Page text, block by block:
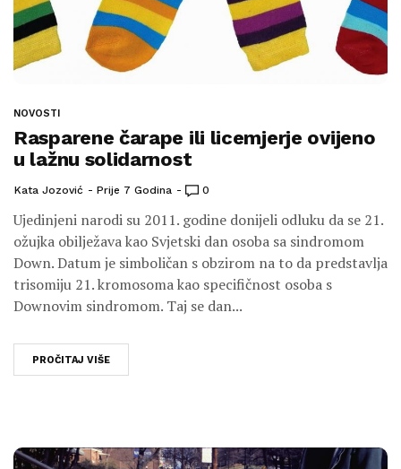
NOVOSTI
Rasparene čarape ili licemjerje ovijeno
u lažnu solidarnost
Kata Jozović Prije 7 Godina 0
Ujedinjeni narodi su 2011. godine donijeli odluku da se 21.
ožujka obilježava kao Svjetski dan osoba sa sindromom
Down. Datum je simboličan s obzirom na to da predstavlja
trisomiju 21. kromosoma kao specifičnost osoba s
Downovim sindromom. Taj se dan...
PROČITAJ VIŠE